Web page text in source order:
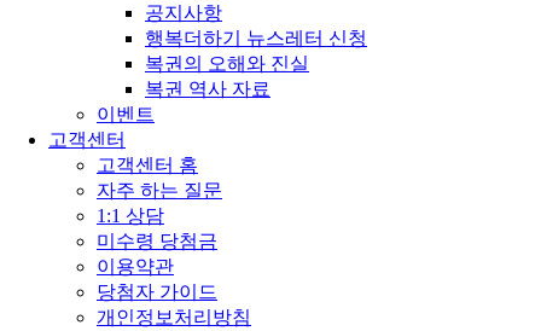
공지사항
행복더하기 뉴스레터 신청
복권의 오해와 진실
복권 역사 자료
이벤트
고객센터
고객센터 홈
자주 하는 질문
1:1 상담
미수령 당첨금
이용약관
당첨자 가이드
개인정보처리방침